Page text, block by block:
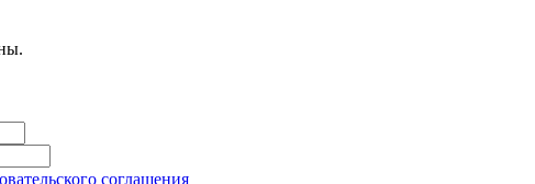
соглашения